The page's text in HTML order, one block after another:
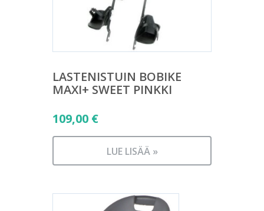
LASTENISTUIN BOBIKE
MAXI+ SWEET PINKKI
109,00 €
LUE LISÄÄ »